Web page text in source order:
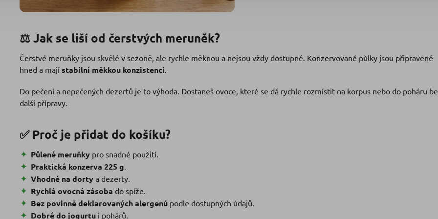
⚖️ Jak se liší od čerstvých meruněk?
Čerstvé meruňky jsou skvělé v sezoně, ale rychle měknou a nejsou vždy dostupné. Konzervované půlky jsou připravené
hned a mají stabilní měkkou konzistenci
Do pečení a nepečených dezertů je to výhoda. Dostaneš ovoce, které se dá rychle rozmístit na korpus nebo do poháru
další přípravy.
✅ Proč je přidat do košíku?
Půlené meruňkypro snadné použití.
Praktická konzerva 225 g
Vhodné na dortya dezerty.
Rychlá ovocná zásoba do spíže.
Bez povinně deklarovaných alergenůpodle dostupných údajů.
Dobré do jogurtui pohárů.